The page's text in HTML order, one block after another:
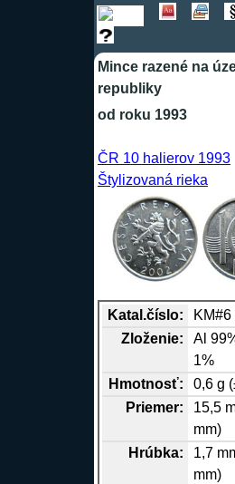
Mince razené na
republiky
od roku 1993
ČR 10 halierov 1993
Štylizovaná rieka
Katal.číslo:
Zloženie:
Al
1%
Hmotnosť:
0,6 g
Priemer:
15,5
mm)
Hrúbka:
1,7
mm)